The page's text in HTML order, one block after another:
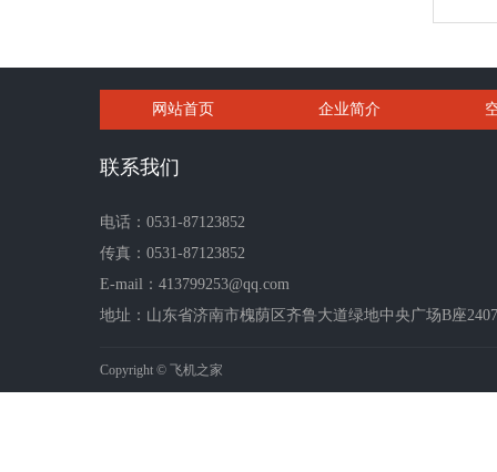
网站首页 企业简介
联系我们
电话：0531-87123852
传真：0531-87123852
E-mail：413799253@qq.com
地址：山东省济南市槐荫区齐鲁大道绿地中央广场B座
Copyright © 飞机之家